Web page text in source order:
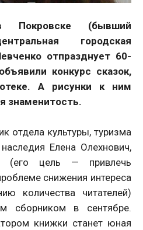
(бывший
городская
отпразднует 60-
конкурс сказок,
А рисунки к ним
знаменитость.
отдела культуры, туризма
Елена Олехнович,
(его цель — привлечь
снижения интереса
количества читателей)
сборником в сентябре.
книжки станет юная